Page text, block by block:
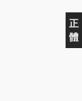
正
體